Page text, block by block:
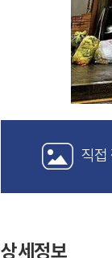
직접
상세정보